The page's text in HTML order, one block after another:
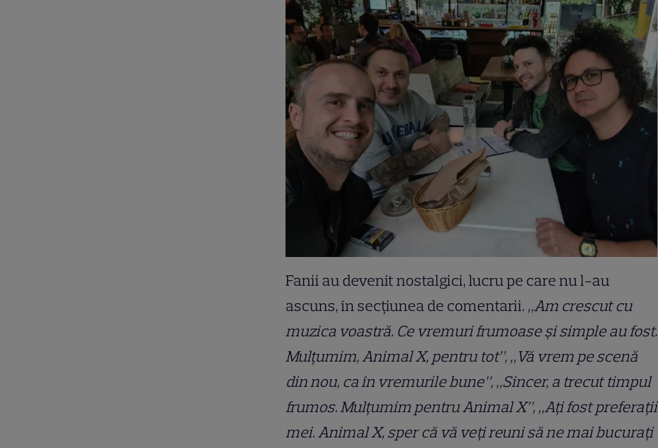
Fanii au devenit nostalgici, lucru pe care nu l-au
ascuns, în secțiunea de comentarii. „Am crescut cu
muzica voastră. Ce vremuri frumoase și simple au fost.
Mulțumim, Animal X, pentru tot”, „Vă vrem pe scenă
din nou, ca în vremurile bune”, „Sincer, a trecut timpul
frumos. Mulțumim pentru Animal X”, „Ați fost preferații
mei. Animal X, sper că vă veți reuni să ne mai bucurați